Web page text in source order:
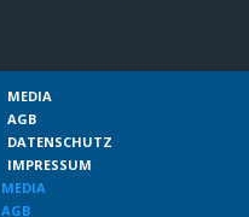
MEDIA
AGB
DATENSCHUTZ
IMPRESSUM
MEDIA
AGB